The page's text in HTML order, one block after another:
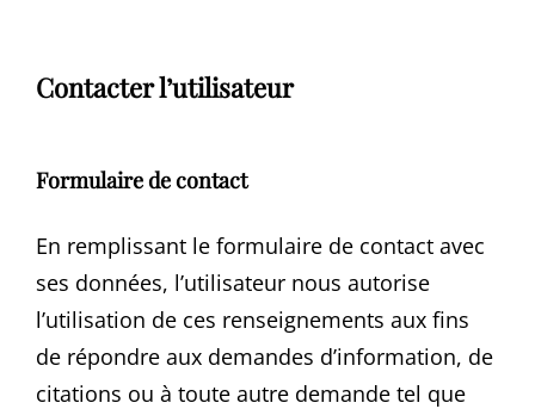
Contacter l’utilisateur
Formulaire de contact
En remplissant le formulaire de contact avec
ses données, l’utilisateur nous autorise
l’utilisation de ces renseignements aux fins
de répondre aux demandes d’information, de
citations ou à toute autre demande tel que